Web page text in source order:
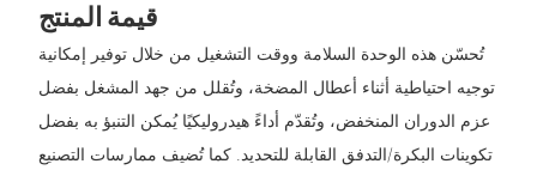
قيمة المنتج
تُحسّن هذه الوحدة السلامة ووقت التشغيل من خلال توفير إمكانية
توجيه احتياطية أثناء أعطال المضخة، وتُقلل من جهد المشغل بفضل
عزم الدوران المنخفض، وتُقدّم أداءً هيدروليكيًا يُمكن التنبؤ به بفضل
تكوينات البكرة/التدفق القابلة للتحديد. كما تُضيف ممارسات التصنيع